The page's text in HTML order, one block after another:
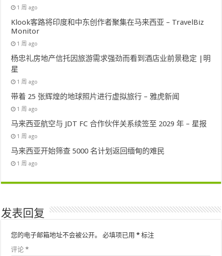
1 周 ago
Klook客路将印度和中东创作者聚集在马来西亚 – TravelBiz
Monitor
1 周 ago
杨忠礼房地产信托因旅游需求强劲而看到酒店业前景稳定 |明
星
1 周 ago
带着 25 张辉煌的地球照片进行虚拟旅行 – 雅虎新闻
1 周 ago
马来西亚航空与 JDT FC 合作伙伴关系续签至 2029 年 – 星报
1 周 ago
马来西亚开始筛查 5000 名计划返回缅甸的难民
1 周 ago
发表回复
您的电子邮箱地址不会被公开。 必填项已用* 标注
评论*